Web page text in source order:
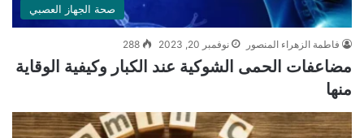
صحة الجهاز العصبي
فاطمة الزهراء المنصور نوفمبر 20, 2023 288
مضاعفات الحمى الشوكية عند الكبار وكيفية الوقاية
منها